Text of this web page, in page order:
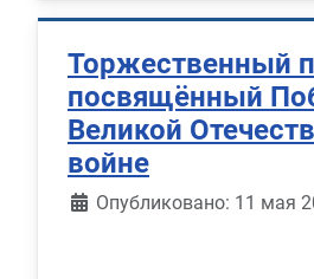
Торжественный
посвящённый
Великой
войне
Информация о материале
Опубликовано: 11 мая